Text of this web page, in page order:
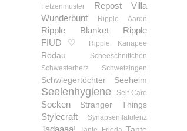
Fetzenmuster
Repost Villa
Wunderbunt
Ripple Aaron
Ripple Blanket
Ripple
FIUD♡
Ripple Kanapee
Rodau
Scheeschnittchen
Schwesterherz
Schwetzingen
Schwiegertöchter Seeheim
Seelenhygiene Self-Care
Socken Stranger Things
Stylecraft Synapsenflatulenz